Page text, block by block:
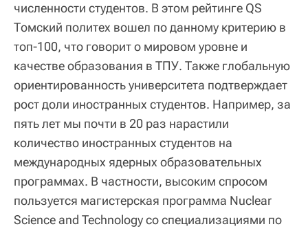
численности студентов. В этом рейтинге QS
Томский политех вошел по данному критерию в
топ-100, что говорит о мировом уровне и
качестве образования в ТПУ. Также глобальную
ориентированность университета подтверждает
рост доли иностранных студентов. Например, за
пять лет мы почти в 20 раз нарастили
количество иностранных студентов на
международных ядерных образовательных
программах. В частности, высоким спросом
пользуется магистерская программа Nuclear
Science and Technology со специализациями по